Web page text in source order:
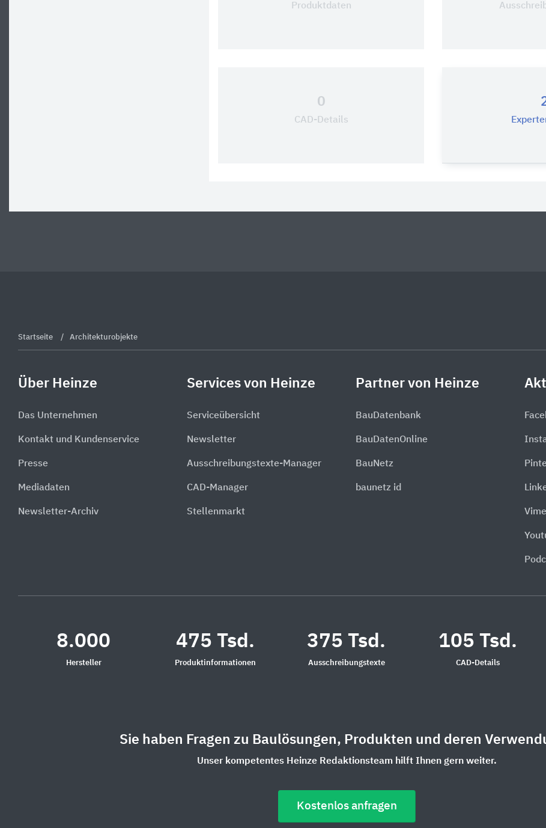
Produktdaten
0
CAD-Details
Startseite Architekturobjekte
Über Heinze
Das Unternehmen
Kontakt und Kundenservice
Presse
Mediadaten
Newsletter-Archiv
Services von Heinze
Serviceübersicht
Newsletter
Ausschreibungstexte-Manager
CAD-Manager
Stellenmarkt
Partner von Heinze
BauDatenbank
BauDatenOnline
BauNetz
baunetz id
8.000
Hersteller
475 Tsd.
Produktinformationen
375 Tsd.
Ausschreibungstexte
105 Tsd.
CAD-Details
Sie haben Fragen zu Baulösungen, Produkten und deren
Unser kompetentes Heinze Redaktionsteam hilft Ihnen gern weiter.
Kostenlos anfragen